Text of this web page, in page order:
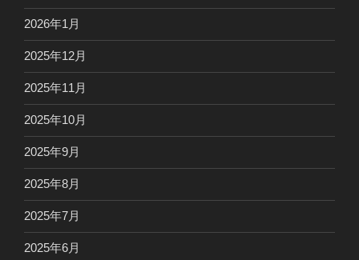
2026年1月
2025年12月
2025年11月
2025年10月
2025年9月
2025年8月
2025年7月
2025年6月